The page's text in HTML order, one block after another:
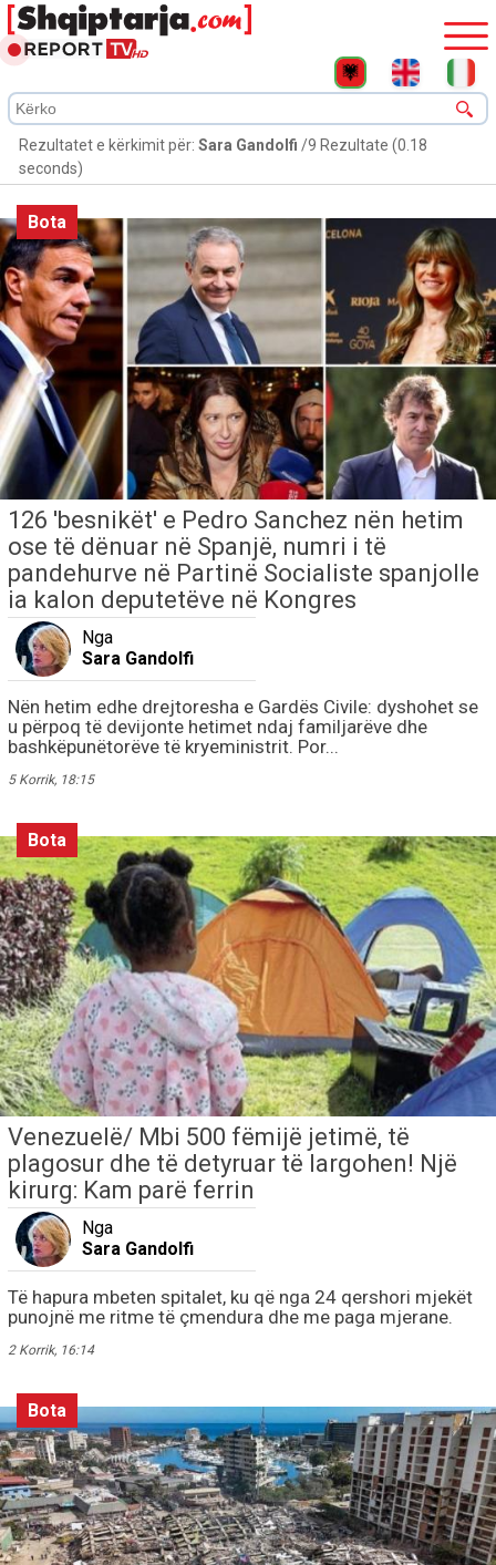
Rezultatet e kërkimit për: Sara Gandolfi /9 Rezultate (0.18
seconds)
Bota
126 'besnikët' e Pedro Sanchez nën hetim
ose të dënuar në Spanjë, numri i të
pandehurve në Partinë Socialiste spanjolle
ia kalon deputetëve në Kongres
Nga
Sara Gandolfi
Nën hetim edhe drejtoresha e Gardës Civile: dyshohet se
u përpoq të devijonte hetimet ndaj familjarëve dhe
bashkëpunëtorëve të kryeministrit. Por...
5 Korrik, 18:15
Bota
Venezuelë/ Mbi 500 fëmijë jetimë, të
plagosur dhe të detyruar të largohen! Një
kirurg: Kam parë ferrin
Nga
Sara Gandolfi
Të hapura mbeten spitalet, ku që nga 24 qershori mjekët
punojnë me ritme të çmendura dhe me paga mjerane.
2 Korrik, 16:14
Bota